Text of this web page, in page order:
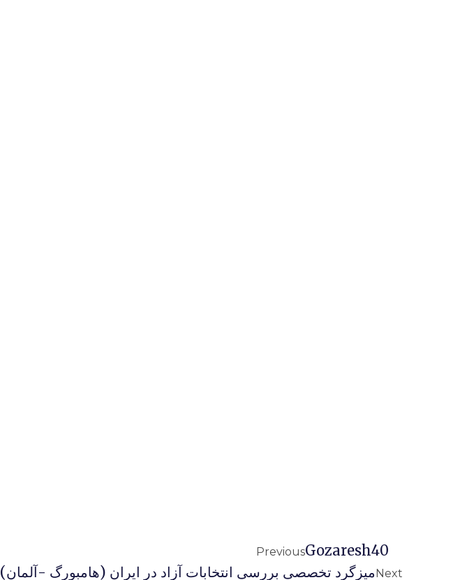
PreviousGozaresh40
Nextمیزگرد تخصصی بررسی انتخابات آزاد در ایران (هامبورگ -آلمان)